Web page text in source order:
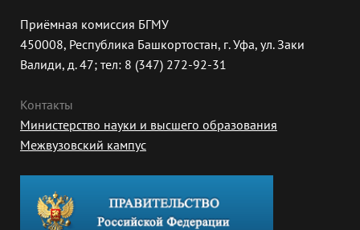
Приёмная комиссия БГМУ
450008, Республика Башкортостан, г. Уфа, ул. Заки
Валиди, д. 47; тел: 8 (347) 272-92-31
Контакты
Министерство науки и высшего образования
Межвузовский кампус